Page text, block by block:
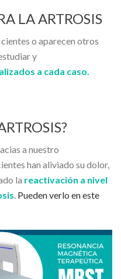
LA ARTROSIS
o aparecen otros
y
a cada caso.
a nuestro
han aliviado su dolor,
la reactivación a nivel
. Pueden verlo en este